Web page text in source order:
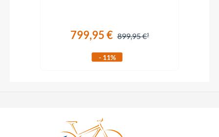
799,95 € 899,95 €
- 11%